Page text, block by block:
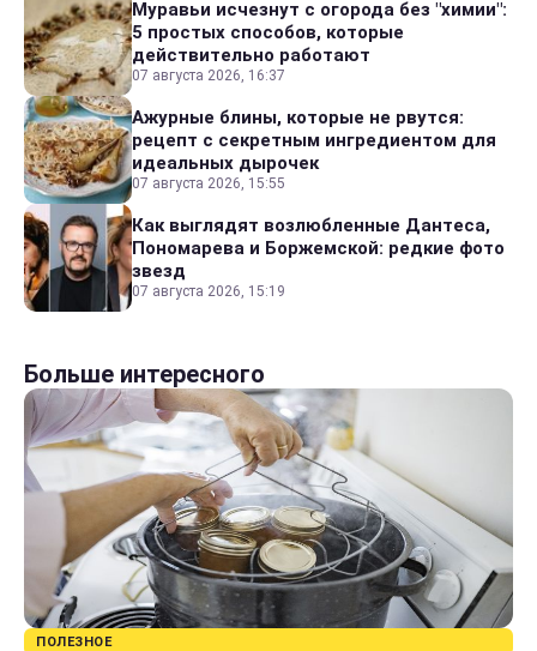
Муравьи исчезнут с огорода без "химии":
5 простых способов, которые
действительно работают
07 августа 2026, 16:37
Ажурные блины, которые не рвутся:
рецепт с секретным ингредиентом для
идеальных дырочек
07 августа 2026, 15:55
Как выглядят возлюбленные Дантеса,
Пономарева и Боржемской: редкие фото
звезд
07 августа 2026, 15:19
Больше интересного
ПОЛЕЗНОЕ